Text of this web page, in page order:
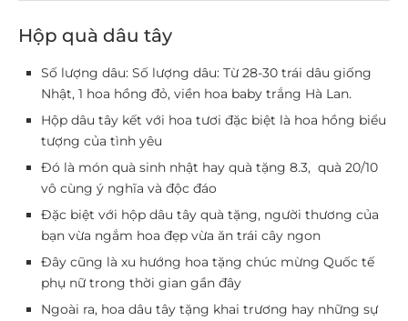
Hộp quà dâu tây
Số lượng dâu: Số lượng dâu: Từ 28-30 trái dâu giống
Nhật, 1 hoa hồng đỏ, viền hoa baby trắng Hà Lan.
Hộp dâu tây kết với hoa tươi đặc biệt là hoa hồng biểu
tượng của tình yêu
Đó là món quà sinh nhật hay quà tặng 8.3, quà 20/10
vô cùng ý nghĩa và độc đáo
Đặc biệt với hộp dâu tây quà tặng, người thương của
bạn vừa ngắm hoa đẹp vừa ăn trái cây ngon
Đây cũng là xu hướng hoa tặng chúc mừng Quốc tế
phụ nữ trong thời gian gần đây
Ngoài ra, hoa dâu tây tặng khai trương hay những sự